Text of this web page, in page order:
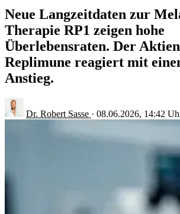
Neue Langzeitdaten zur
Therapie RP1 zeigen hohe
Überlebensraten. Der
Replimune reagiert mit
Anstieg.
Dr. Robert Sasse · 08.06.2026, 14:42